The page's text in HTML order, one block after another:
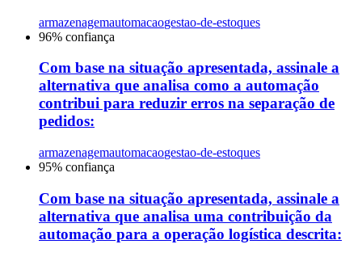
armazenagemautomacaogestao-de-estoques
96% confiança
Com base na situação apresentada, assinale a
alternativa que analisa como a automação
contribui para reduzir erros na separação de
pedidos:
armazenagemautomacaogestao-de-estoques
95% confiança
Com base na situação apresentada, assinale a
alternativa que analisa uma contribuição da
automação para a operação logística descrita: